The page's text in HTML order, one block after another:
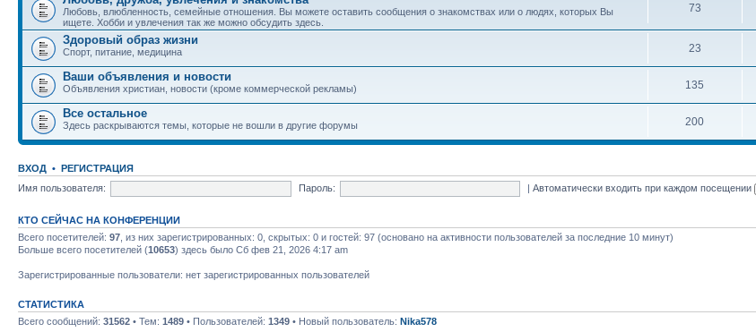
Любовь, влюбленность, семейные отношения. Вы можете оставить сообщения о знакомствах или о людях, которых Вы
ищете. Хобби и увлечения так же можно обсудить здесь.
73
Здоровый образ жизни
Спорт, питание, медицина 23
Ваши объявления и новости
Объявления христиан, новости (кроме коммерческой рекламы) 135
Все остальное
Здесь раскрываются темы, которые не вошли в другие форумы 200
ВХОД • РЕГИСТРАЦИЯ
Имя пользователя:
Пароль: |Автоматически входить при каждом посещении
КТО СЕЙЧАС НА КОНФЕРЕНЦИИ
Всего посетителей: 97 , из них зарегистрированных: 0, скрытых: 0 и гостей: 97 (основано на активности пользователей за последние 10 минут)
Больше всего посетителей (10653) здесь было Сб фев 21, 2026 4:17 am
Зарегистрированные пользователи: нет зарегистрированных пользователей
СТАТИСТИКА
Всего сообщений: 31562 • Тем: 1489 • Пользователей: 1349 • Новый пользователь: Nika578